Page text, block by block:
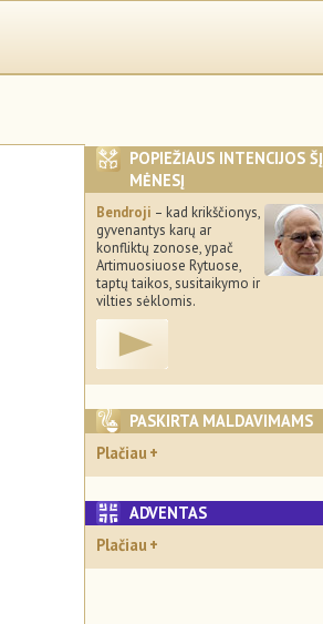
POPIEŽIAUS INTENCIJOS ŠĮ
MĖNESĮ
Bendroji – kad krikščionys,
gyvenantys karų ar
konfliktų zonose, ypač
Artimuosiuose Rytuose,
taptų taikos, susitaikymo ir
vilties sėklomis.
PASKIRTA MALDAVIMAMS
Plačiau
ADVENTAS
Plačiau